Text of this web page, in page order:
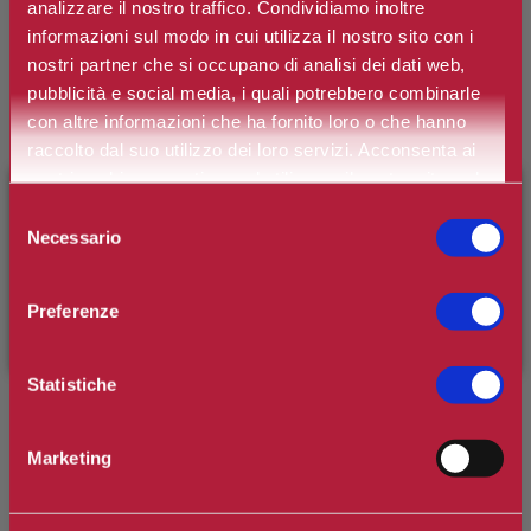
analizzare il nostro traffico. Condividiamo inoltre
informazioni sul modo in cui utilizza il nostro sito con i
nostri partner che si occupano di analisi dei dati web,
pubblicità e social media, i quali potrebbero combinarle
con altre informazioni che ha fornito loro o che hanno
raccolto dal suo utilizzo dei loro servizi. Acconsenta ai
nostri cookie se continua ad utilizzare il nostro sito web.
delNecessario
Preferenze
Statistiche
Marketing
CLARINS
COFANETTO MOISTURE RICH
BODY LOTION
€50,00 €35,00
COFANETTO RITUALE
ENERGIZZANTE CORPO
inserendo il codice